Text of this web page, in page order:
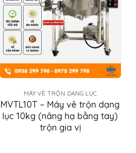
MÁY VÊ TRỘN DẠNG LỤC
MVTL10T – Máy vê trộn dạng
lục 10kg (nâng hạ bằng tay)
trộn gia vị